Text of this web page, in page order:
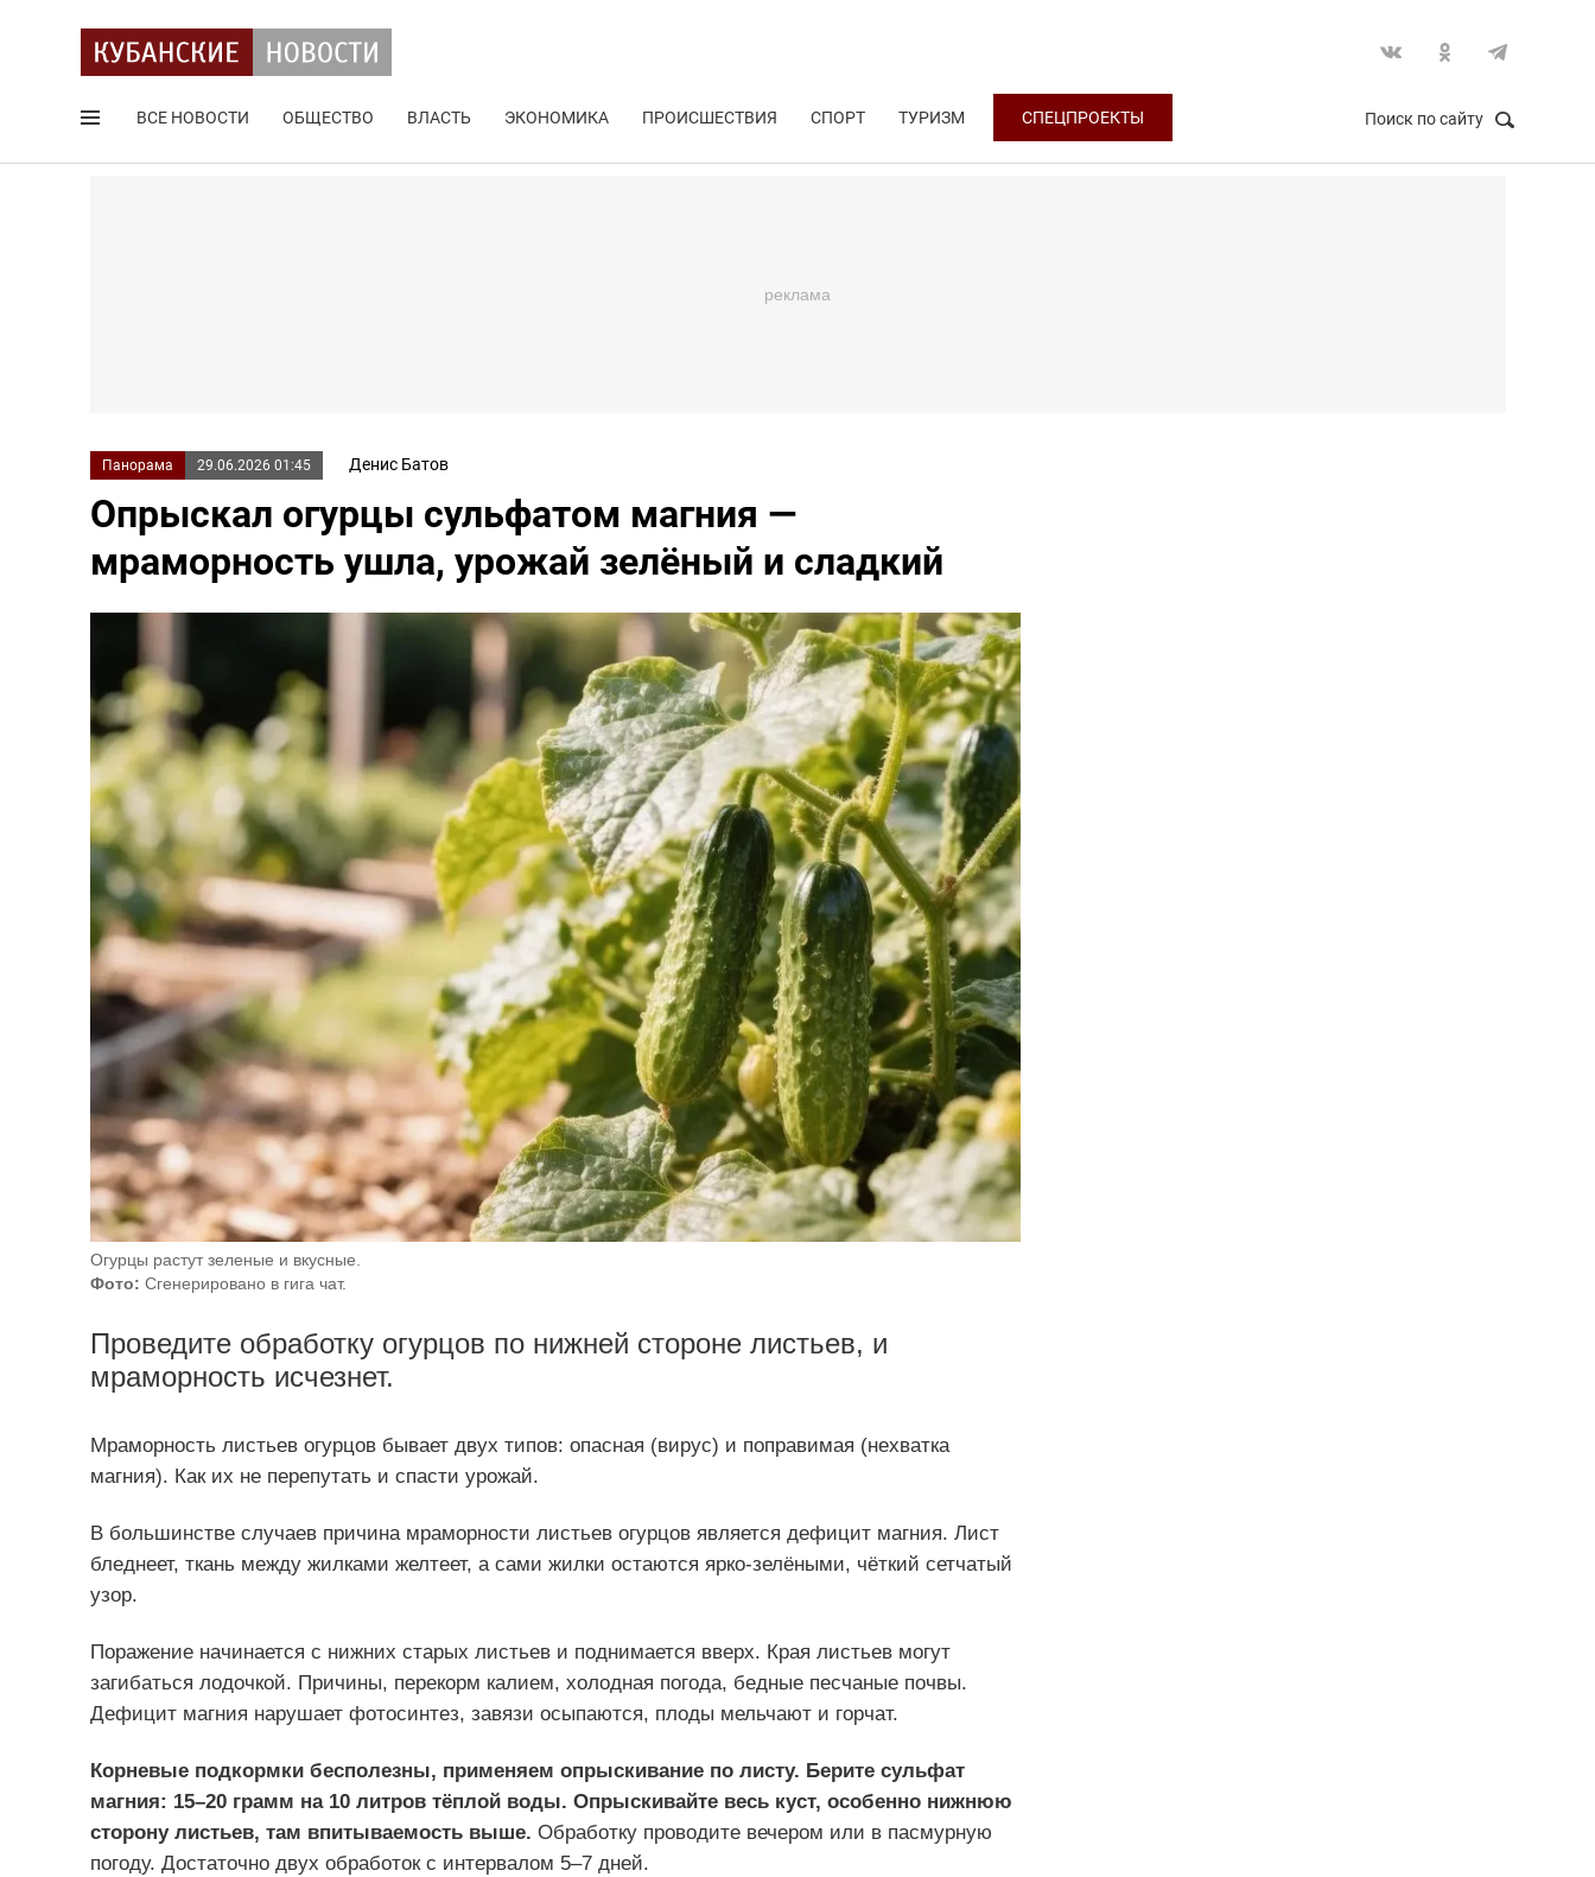
ВСЕ НОВОСТИ ОБЩЕСТВО ВЛАСТЬ ЭКОНОМИКА ПРОИСШЕСТВИЯ СПОРТ ТУРИЗМ СПЕЦПРОЕКТЫ Поиск по сайту
Панорама 29.06.2026 01:45 Денис Батов
Опрыскал огурцы сульфатом магния —
мраморность ушла, урожай зелёный и сладкий
Огурцы растут зеленые и вкусные.
Фото: Сгенерировано в гига чат.
Проведите обработку огурцов по нижней стороне листьев, и
мраморность исчезнет.
Мраморность листьев огурцов бывает двух типов: опасная (вирус) и поправимая (нехватка
магния). Как их не перепутать и спасти урожай.
В большинстве случаев причина мраморности листьев огурцов является дефицит магния. Лист
бледнеет, ткань между жилками желтеет, а сами жилки остаются ярко-зелёными, чёткий сетчатый
узор.
Поражение начинается с нижних старых листьев и поднимается вверх. Края листьев могут
загибаться лодочкой. Причины, перекорм калием, холодная погода, бедные песчаные почвы.
Дефицит магния нарушает фотосинтез, завязи осыпаются, плоды мельчают и горчат.
Корневые подкормки бесполезны, применяем опрыскивание по листу. Берите сульфат
магния: 15–20 грамм на 10 литров тёплой воды. Опрыскивайте весь куст, особенно нижнюю
сторону листьев, там впитываемость выше. Обработку проводите вечером или в пасмурную
погоду. Достаточно двух обработок с интервалом 5–7 дней.